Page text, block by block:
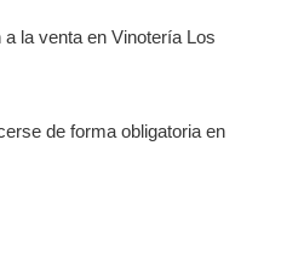
la venta en Vinotería Los
de forma obligatoria en